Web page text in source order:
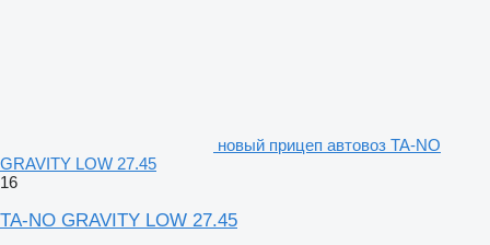
новый прицеп автовоз TA-NO
GRAVITY LOW 27.45
16
TA-NO GRAVITY LOW 27.45